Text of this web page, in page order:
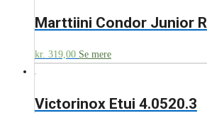
Marttiini Condor Junior
kr. 319,00 Se mere
Victorinox Etui 4.0520.3